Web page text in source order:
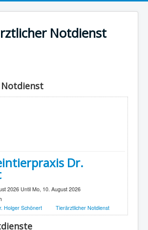
Notdienst
Notdienst
Dr.
2026 Until Mo, 10. August 2026
Holger Schönert
Tierärztlicher Notdienst